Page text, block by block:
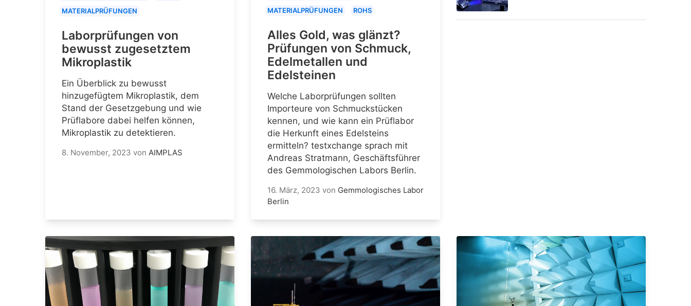
MATERIALPRÜFUNGEN
Laborprüfungen von
bewusst zugesetztem
Mikroplastik
Ein Überblick zu bewusst
hinzugefügtem Mikroplastik, dem
Stand der Gesetzgebung und wie
Prüflabore dabei helfen können,
Mikroplastik zu detektieren.
8. November, 2023 von AIMPLAS
MATERIALPRÜFUNGEN
ROHS
Alles Gold, was glänzt?
Prüfungen von Schmuck,
Edelmetallen und
Edelsteinen
Welche Laborprüfungen sollten
Importeure von Schmuckstücken
kennen, und wie kann ein Prüflabor
die Herkunft eines Edelsteins
ermitteln? testxchange sprach mit
Andreas Stratmann, Geschäftsführer
des Gemmologischen Labors Berlin.
16. März, 2023 von Gemmologisches Labor
Berlin